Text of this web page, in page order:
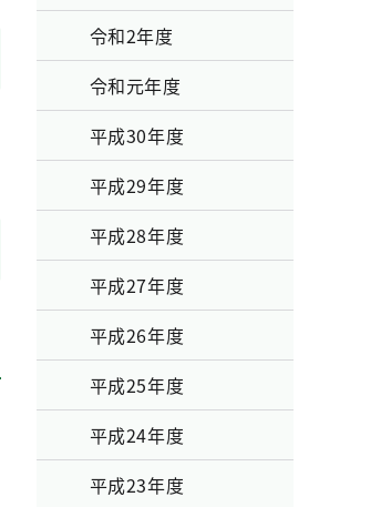
令和2年度
令和元年度
平成30年度
平成29年度
平成28年度
平成27年度
平成26年度
平成25年度
平成24年度
平成23年度